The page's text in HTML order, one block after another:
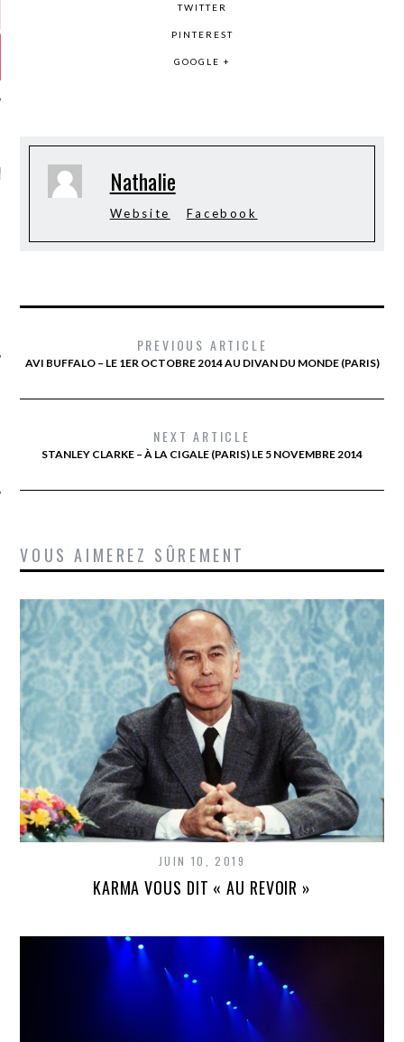
ANNIVERSAIRE
TWITTER
PINTEREST
GOOGLE +
Nathalie
Website Facebook
PREVIOUS ARTICLE
AVI BUFFALO – LE 1ER OCTOBRE 2014 AU DIVAN DU MONDE (PARIS)
NEXT ARTICLE
STANLEY CLARKE – À LA CIGALE (PARIS) LE 5 NOVEMBRE 2014
VOUS AIMEREZ SÛREMENT
JUIN 10, 2019
KARMA VOUS DIT « AU REVOIR »